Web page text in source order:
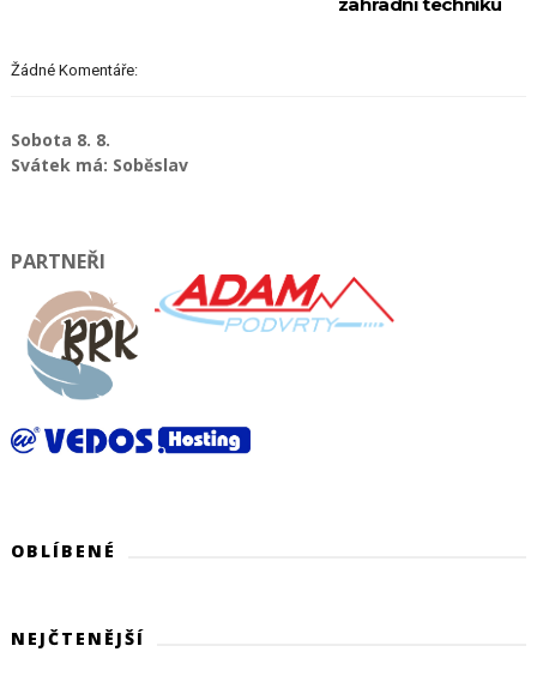
zahradní techniku
Žádné Komentáře:
Sobota 8. 8.
Svátek má: Soběslav
PARTNEŘI
OBLÍBENÉ
NEJČTENĚJŠÍ